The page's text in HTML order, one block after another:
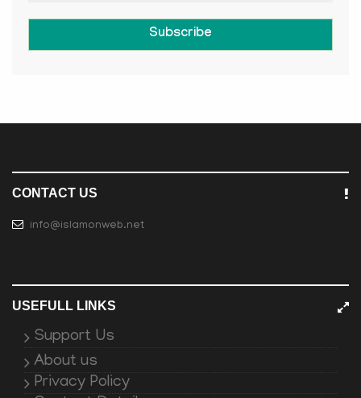
Subscribe
CONTACT US
info@islamonweb.net
USEFULL LINKS
Support Us
About us
Privacy Policy